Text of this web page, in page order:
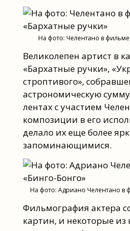
На фото: Челентано в
Великолепен артист в
«Бархатные ручки»,
строптивого»,
астрономическую
лентах с участием
композиции в его
делало их еще более
запоминающимися.
На фото: Адриано Челентано в
Фильмография актера
картин, и некоторые